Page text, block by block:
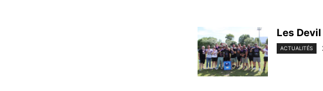
Les
ACTUALITÉS